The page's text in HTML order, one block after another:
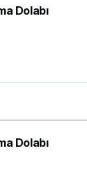
Dolabı
Dolabı